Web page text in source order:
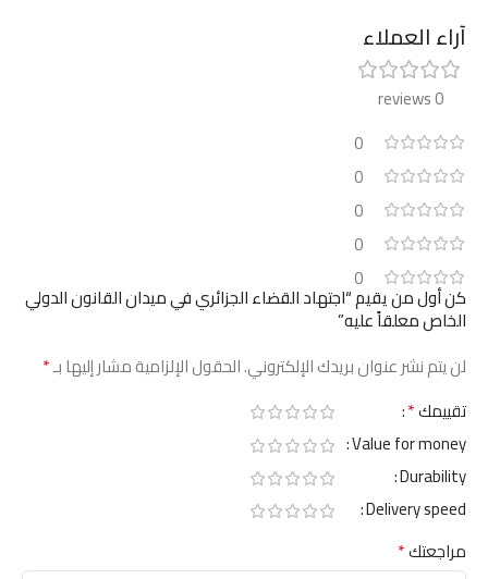
آراء العملاء
0 reviews
0
0
0
0
0
كن أول من يقيم “اجتهاد القضاء الجزائري في ميدان القانون الدولي
الخاص معلقاً عليه”
لن يتم نشر عنوان بريدك الإلكتروني.الحقول الإلزامية مشار إليها بـ*
تقييمك*
Value for money
Durability
Delivery speed
مراجعتك*